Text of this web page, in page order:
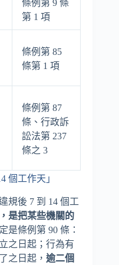
條例第 9 條
第 1 項
條例第 85
條第 1 項
條例第 87
條、行政訴
訟法第 237
條之 3
個工作天」
規後 7 到 14 個工
是把某些機關的
是條例第 90 條：
之日起；行為有
之日起， 逾二個